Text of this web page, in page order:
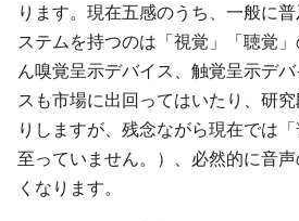
ります。現在五感のうち、一般に
ステムを持つのは「視覚」「聴覚
ん嗅覚呈示デバイス、触覚呈示デ
スも市場に出回ってはいたり、研
りしますが、残念ながら現在では
至っていません。）、必然的に音
くなります。